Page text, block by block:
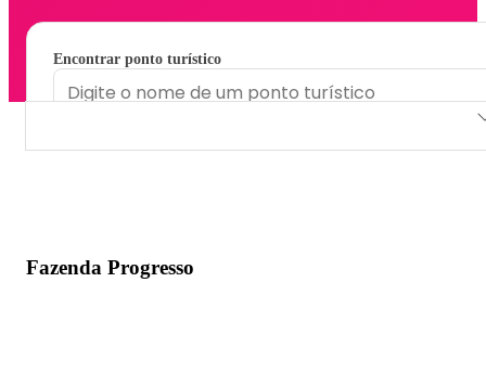
Encontrar ponto turístico
Fazenda Progresso